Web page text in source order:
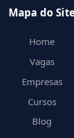
Mapa do
Home
Vagas
Empresas
Cursos
Blog